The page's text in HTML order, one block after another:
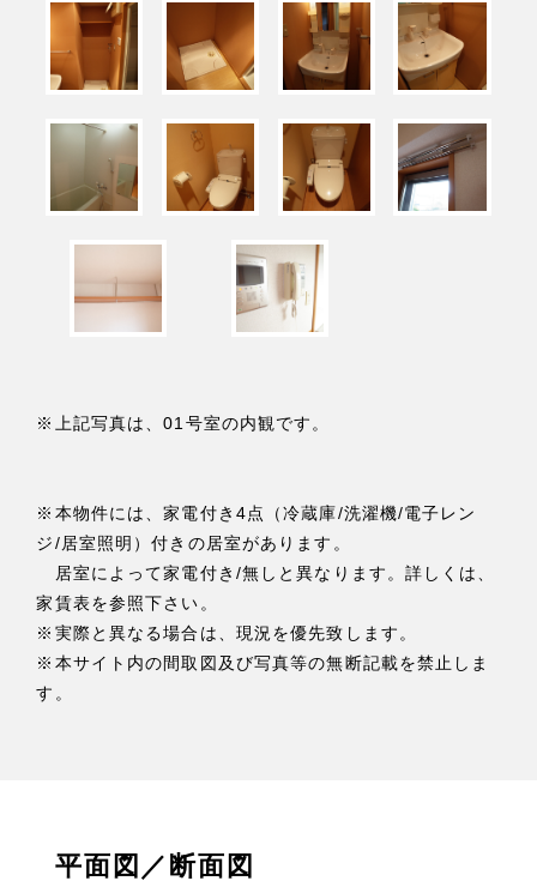
※上記写真は、01号室の内観です。
※本物件には、家電付き4点（冷蔵庫/洗濯機/電子レン
ジ/居室照明）付きの居室があります。
居室によって家電付き/無しと異なります。詳しくは、
家賃表を参照下さい。
※実際と異なる場合は、現況を優先致します。
※本サイト内の間取図及び写真等の無断記載を禁止しま
す。
平面図／断面図